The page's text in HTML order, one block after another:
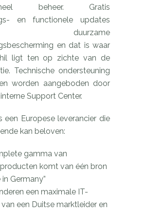
beheer. Gratis
en functionele updates
duurzame
en dat is waar
ligt ten op zichte van de
Technische ondersteuning
worden aangeboden door
Support Center.
een Europese leverancier die
kan beloven:
gamma van
komt van één bron
in Germany”
een maximale IT-
een Duitse marktleider en